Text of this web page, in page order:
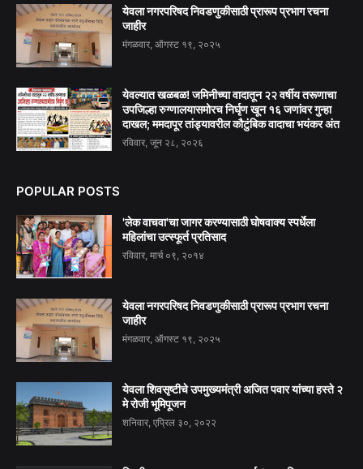
येवला नगरपरिषद निवडणुकीसाठी प्रारूप प्रभाग रचना
जाहीर
मंगळवार, ऑगस्ट १९, २०२५
येवल्यात खळबळ! जमिनीच्या वादातून २२ वर्षीय तरूणाचा
उपजिल्हा रुग्णालयासमोरच निर्घृण खून १६ जणांवर गुन्हा
दाखल; ममदापूर तांड्यावरील कौटुंबिक वादाचा भयंकर अंत
रविवार, जून २८, २०२६
POPULAR POSTS
'लेक वाचवा'चा जागर करण्यासाठी घोषवाक्य स्पर्धेला
महिलांचा उत्स्फूर्त प्रतिसाद
रविवार, मार्च ०९, २०१४
येवला नगरपरिषद निवडणुकीसाठी प्रारूप प्रभाग रचना
जाहीर
मंगळवार, ऑगस्ट १९, २०२५
येवला शिवसृष्टीचे उपमुख्यमंत्री अजित पवार यांच्या हस्ते २
मे रोजी भूमिपूजन
शनिवार, एप्रिल ३०, २०२२